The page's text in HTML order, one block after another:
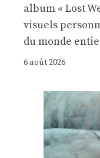
album « Lost
visuels
du monde
6 août 2026